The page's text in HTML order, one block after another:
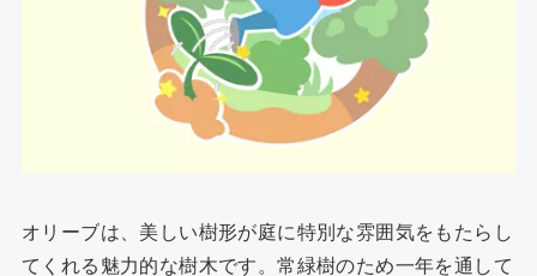
オリーブは、美しい樹形が庭に特別な雰囲気をもたらし
てくれる魅力的な樹木です。常緑樹のため一年を通して